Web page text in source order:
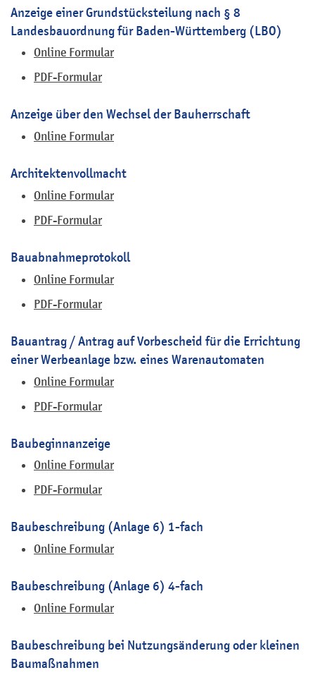
Anzeige einer Grundstücksteilung nach § 8
Landesbauordnung für Baden-Württemberg (LBO)
Online Formular
PDF-Formular
Anzeige über den Wechsel der Bauherrschaft
Online Formular
Architektenvollmacht
Online Formular
PDF-Formular
Bauabnahmeprotokoll
Online Formular
PDF-Formular
Bauantrag / Antrag auf Vorbescheid für die Errichtung
einer Werbeanlage bzw. eines Warenautomaten
Online Formular
PDF-Formular
Baubeginnanzeige
Online Formular
PDF-Formular
Baubeschreibung (Anlage 6) 1-fach
Online Formular
Baubeschreibung (Anlage 6) 4-fach
Online Formular
Baubeschreibung bei Nutzungsänderung oder kleinen
Baumaßnahmen